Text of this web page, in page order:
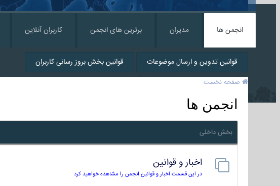
انجمن ها مدیران برترین های انجمن کاربران آنلاین
قوانین تدوین و ارسال موضوعات قوانین بخش بروز رسانی کاربران
صفحه نخست
انجمن ها
بخش داخلی
اخبار و قوانین
در این قسمت اخبار و قوانین انجمن را مشاهده خواهید کرد